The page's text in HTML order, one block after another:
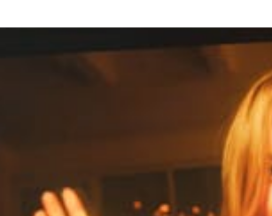
START: BERLIN-MITTE-LINIENSTR.
START: BERLIN-ZEHLENDORF
PSYCHOTHERAPIE FÜR
PSYCHOTHERAPIE FÜR
BABY- UND
BERATUNG